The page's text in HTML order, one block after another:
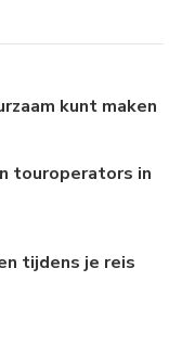
kunt maken
touroperators in
tijdens je reis